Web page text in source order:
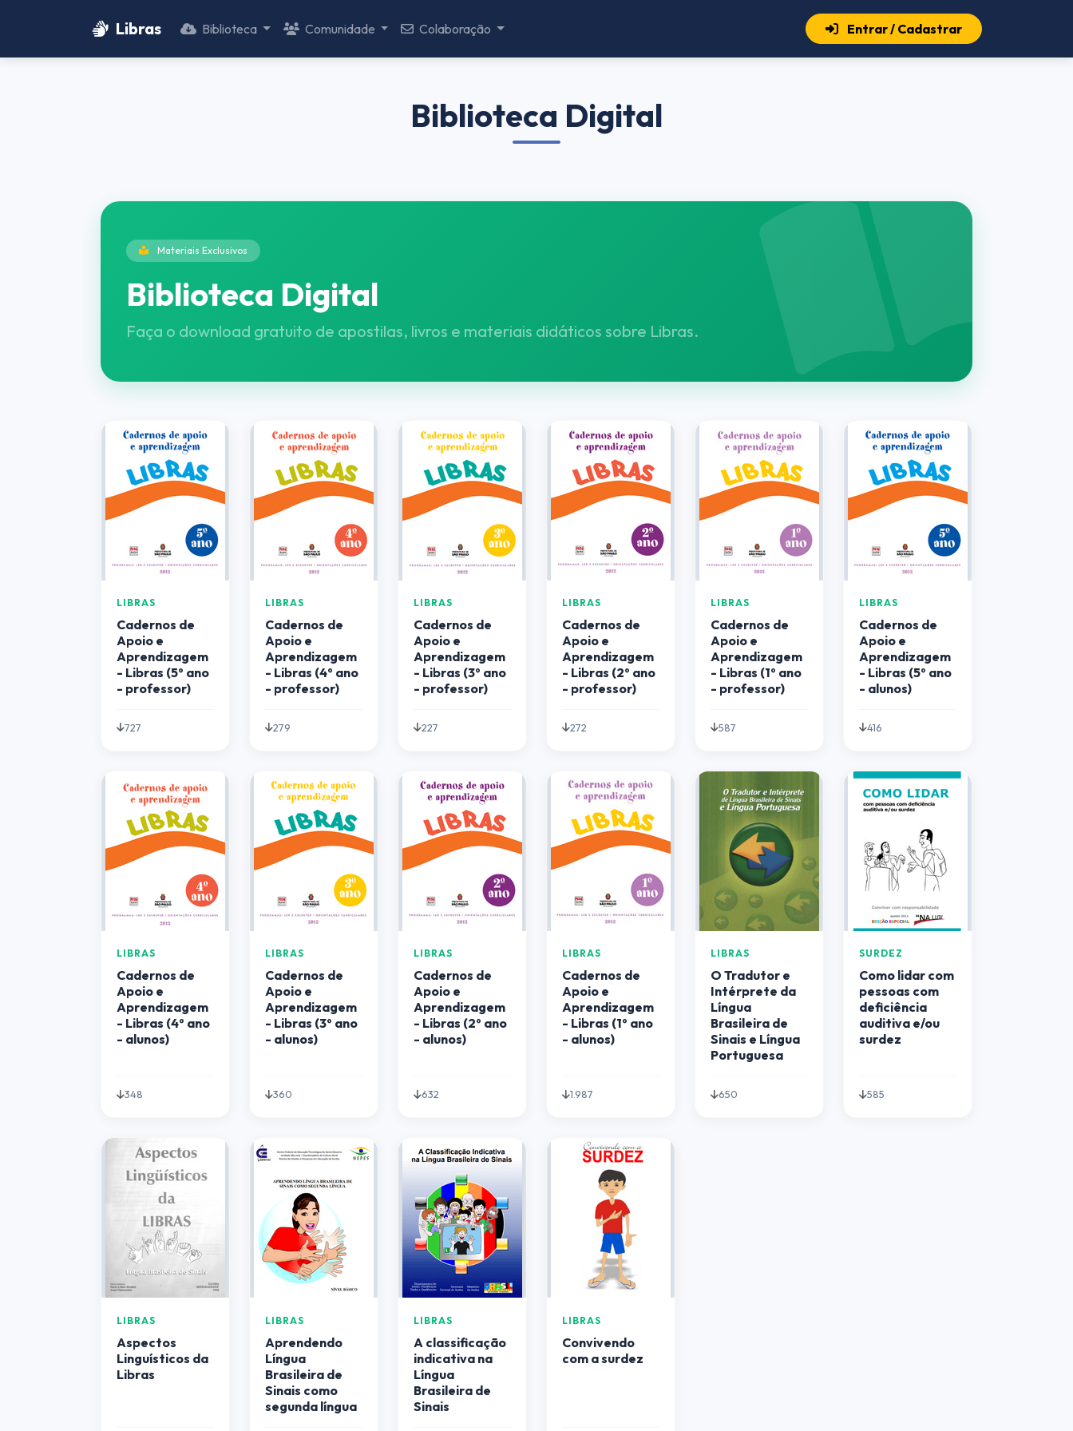
Libras Biblioteca Comunidade Colaboração Entrar / Cadastrar
Biblioteca Digital
Materiais Exclusivos
Biblioteca Digital
Faça o download gratuito de apostilas, livros e materiais didáticos sobre Libras.
LIBRAS
Cadernos de
Apoio e
Aprendizagem
- Libras (5º ano
- professor)
727
LIBRAS
Cadernos de
Apoio e
Aprendizagem
- Libras (4º ano
- professor)
279
LIBRAS
Cadernos de
Apoio e
Aprendizagem
- Libras (3º ano
- professor)
227
LIBRAS
Cadernos de
Apoio e
Aprendizagem
- Libras (2º ano
- professor)
272
LIBRAS
Cadernos de
Apoio e
Aprendizagem
- Libras (1º ano
- professor)
587
LIBRAS
Cadernos de
Apoio e
Aprendizagem
- Libras (5º ano
- alunos)
416
LIBRAS
Cadernos de
Apoio e
Aprendizagem
- Libras (4º ano
- alunos)
348
LIBRAS
Cadernos de
Apoio e
Aprendizagem
- Libras (3º ano
- alunos)
360
LIBRAS
Cadernos de
Apoio e
Aprendizagem
- Libras (2º ano
- alunos)
632
LIBRAS
Cadernos de
Apoio e
Aprendizagem
- Libras (1º ano
- alunos)
1.987
LIBRAS
O Tradutor e
Intérprete da
Língua
Brasileira de
Sinais e Língua
Portuguesa
650
SURDEZ
Como lidar com
pessoas com
deficiência
auditiva e/ou
surdez
585
LIBRAS
Aspectos
Linguísticos da
Libras
LIBRAS
Aprendendo
Língua
Brasileira de
Sinais como
segunda língua
LIBRAS
A classificação
indicativa na
Língua
Brasileira de
Sinais
LIBRAS
Convivendo
com a surdez